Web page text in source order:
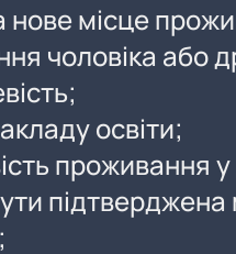
нове місце
чоловіка або
освіти;
проживання у